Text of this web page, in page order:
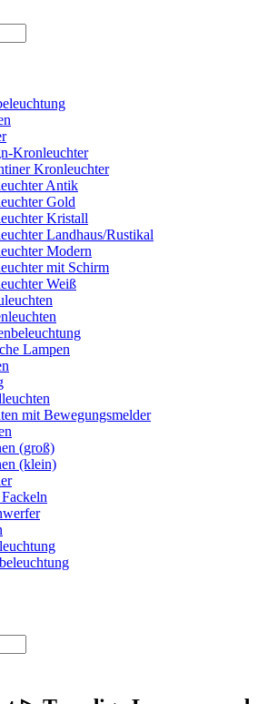
Kronleuchter
Kronleuchter
Antik
Gold
Kristall
Landhaus/Rustikal
Modern
mit Schirm
Weiß
Lampen
mit Bewegungsmelder
(groß)
(klein)